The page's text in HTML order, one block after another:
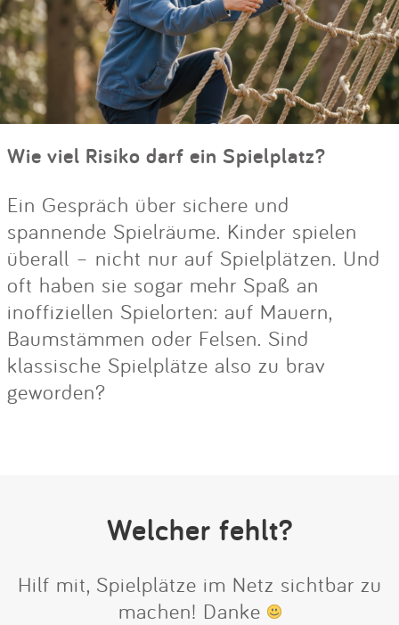
Wie viel Risiko darf ein Spielplatz?
Ein Gespräch über sichere und
spannende Spielräume. Kinder spielen
überall – nicht nur auf Spielplätzen. Und
oft haben sie sogar mehr Spaß an
inoffiziellen Spielorten: auf Mauern,
Baumstämmen oder Felsen. Sind
klassische Spielplätze also zu brav
geworden?
Welcher fehlt?
Hilf mit, Spielplätze im Netz sichtbar zu
machen! Danke